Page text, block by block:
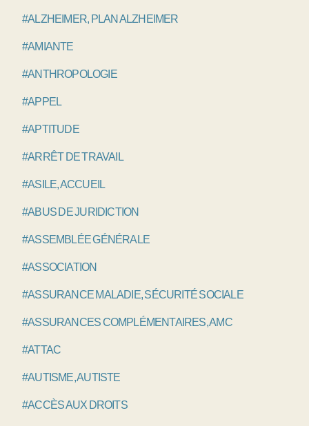
#ALZHEIMER, PLAN ALZHEIMER
#AMIANTE
#ANTHROPOLOGIE
#APPEL
#APTITUDE
#ARRÊT DE TRAVAIL
#ASILE, ACCUEIL
#ABUS DE JURIDICTION
#ASSEMBLÉE GÉNÉRALE
#ASSOCIATION
#ASSURANCE MALADIE, SÉCURITÉ SOCIALE
#ASSURANCES COMPLÉMENTAIRES, AMC
#ATTAC
#AUTISME, AUTISTE
#ACCÈS AUX DROITS